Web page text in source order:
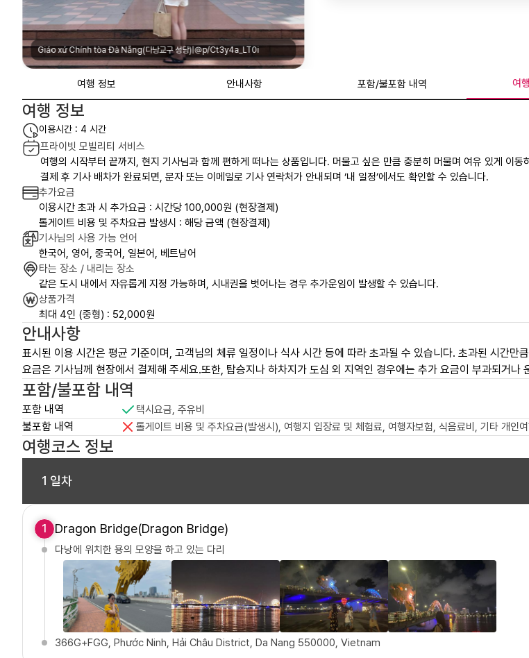
여행 정보 안내사항 포함/불포함 내역 여
여행 정보
이용시간 : 4 시간
프라이빗 모빌리티 서비스
여행의 시작부터 끝까지, 현지 기사님과 함께 편하게 떠나는 상품입니다. 머물고 싶은 만큼 충분히 머물며 여유 있게 이동
결제 후 기사 배차가 완료되면, 문자 또는 이메일로 기사 연락처가 안내되며 ‘내 일정’에서도 확인할 수 있습니다.
추가요금
이용시간 초과 시 추가요금 : 시간당 100,000원 (현장결제)
톨게이트 비용 및 주차요금 발생시 : 해당 금액 (현장결제)
기사님의 사용 가능 언어
한국어, 영어, 중국어, 일본어, 베트남어
타는 장소 / 내리는 장소
같은 도시 내에서 자유롭게 지정 가능하며, 시내권을 벗어나는 경우 추가운임이 발생할 수 있습니다.
상품가격
최대 4인 (중형) : 52,000원
안내사항
표시된 이용 시간은 평균 기준이며, 고객님의 체류 일정이나 식사 시간 등에 따라 초과될 수 있습니다. 초과된 시간만
요금은 기사님께 현장에서 결제해 주세요.또한, 탑승지나 하차지가 도심 외 지역인 경우에는 추가 요금이 부과되거나
포함/불포함 내역
포함 내역 택시요금, 주유비
불포함 내역 톨게이트 비용 및 주차요금(발생시), 여행지 입장료 및 체험료, 여행자보험, 식음료비, 기타 개인여
여행코스 정보
1 일차
1 Dragon Bridge(Dragon Bridge)
다낭에 위치한 용의 모양을 하고 있는 다리
366G+FGG, Phước Ninh, Hải Châu District, Da Nang 550000, Vietnam